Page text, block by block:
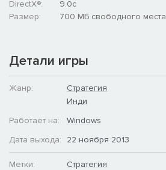
DirectX®:
9.0c
Размер:
700 МБ свободного места
Детали игры
Жанр:
Стратегия
Инди
Работает на:
Windows
Дата выхода:
22 ноября 2013
Метки:
Стратегия